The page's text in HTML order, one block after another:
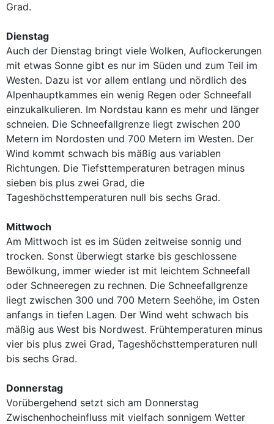
Grad.
Dienstag
Auch der Dienstag bringt viele Wolken, Auflockerungen
mit etwas Sonne gibt es nur im Süden und zum Teil im
Westen. Dazu ist vor allem entlang und nördlich des
Alpenhauptkammes ein wenig Regen oder Schneefall
einzukalkulieren. Im Nordstau kann es mehr und länger
schneien. Die Schneefallgrenze liegt zwischen 200
Metern im Nordosten und 700 Metern im Westen. Der
Wind kommt schwach bis mäßig aus variablen
Richtungen. Die Tiefsttemperaturen betragen minus
sieben bis plus zwei Grad, die
Tageshöchsttemperaturen null bis sechs Grad.
Mittwoch
Am Mittwoch ist es im Süden zeitweise sonnig und
trocken. Sonst überwiegt starke bis geschlossene
Bewölkung, immer wieder ist mit leichtem Schneefall
oder Schneeregen zu rechnen. Die Schneefallgrenze
liegt zwischen 300 und 700 Metern Seehöhe, im Osten
anfangs in tiefen Lagen. Der Wind weht schwach bis
mäßig aus West bis Nordwest. Frühtemperaturen minus
vier bis plus zwei Grad, Tageshöchsttemperaturen null
bis sechs Grad.
Donnerstag
Vorübergehend setzt sich am Donnerstag
Zwischenhocheinfluss mit vielfach sonnigem Wetter